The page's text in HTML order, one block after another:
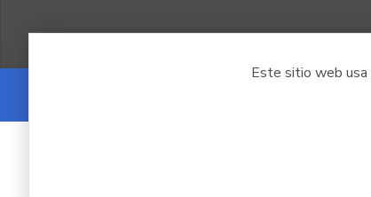
Este sitio web usa